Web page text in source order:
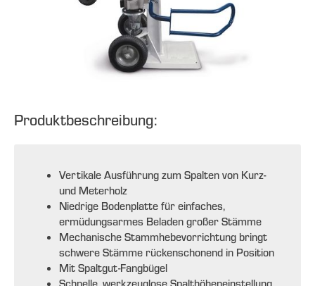
Produktbeschreibung:
Vertikale Ausführung zum Spalten von Kurz-
und Meterholz
Niedrige Bodenplatte für einfaches,
ermüdungsarmes Beladen großer Stämme
Mechanische Stammhebevorrichtung bringt
schwere Stämme rückenschonend in Position
Mit Spaltgut-Fangbügel
Schnelle, werkzeuglose Spalthöheneinstellung